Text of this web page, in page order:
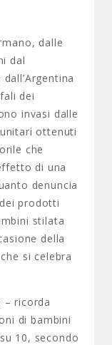
dalle
dal
dei
invasi dalle
ottenuti
che
di una
denuncia
prodotti
stilata
della
si celebra
– ricorda
di bambini
10, secondo